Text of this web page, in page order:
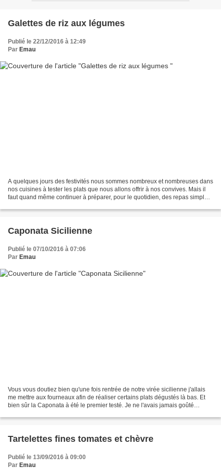
Galettes de riz aux légumes
Publié le 22/12/2016 à 12:49
Par Emau
A quelques jours des festivités nous sommes nombreux et nombreuses dans
nos cuisines à tester les plats que nous allons offrir à nos convives. Mais il
faut quand même continuer à préparer, pour le quotidien, des repas simples,
Caponata Sicilienne
Publié le 07/10/2016 à 07:06
Par Emau
Vous vous doutiez bien qu'une fois rentrée de notre virée sicilienne j'allais
me mettre aux fourneaux afin de réaliser certains plats dégustés là bas. Et
bien sûr la Caponata à été le premier testé. Je ne l'avais jamais goûté
Tartelettes fines tomates et chèvre
Publié le 13/09/2016 à 09:00
Par Emau